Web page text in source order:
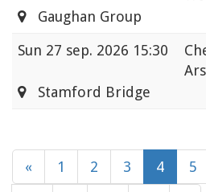
Gaughan Group
Sun 27 sep. 2026 15:30
Stamford Bridge
« 1 2 3 4 5